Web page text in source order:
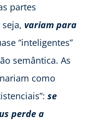
partes
variam para
“inteligentes”
semântica. As
como
se
perde a